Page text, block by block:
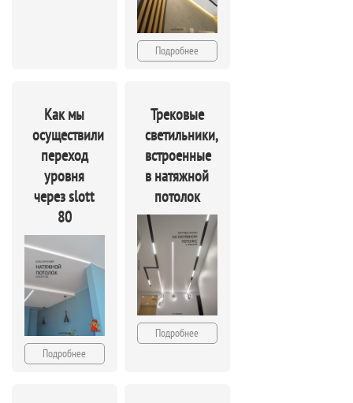
Подробнее
Как мы
осуществили
переход
уровня
через slott
80
Подробнее
Трековые
светильники,
встроенные
в натяжной
потолок
Подробнее